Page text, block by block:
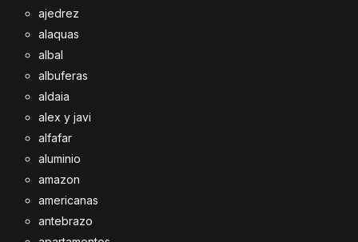
ajedrez
alaquas
albal
albuferas
aldaia
alex y javi
alfafar
aluminio
amazon
americanas
antebrazo